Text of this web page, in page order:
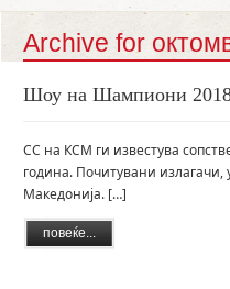
Archive for
Шоу на Шампиони
СС на КСМ ги известува
година. Почитувани излагачи,
Македонија. […]
повеќе...